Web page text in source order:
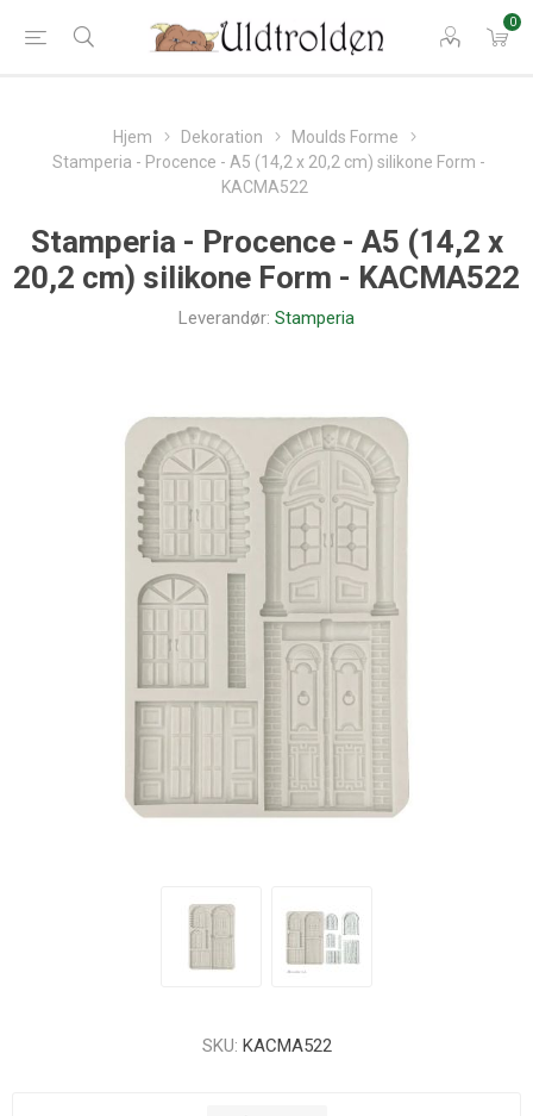
0
Hjem Dekoration
Moulds Forme
Stamperia - Procence - A5 (14,2 x 20,2 cm) silikone Form -
KACMA522
Stamperia - Procence - A5 (14,2 x
20,2 cm) silikone Form - KACMA522
Leverandør: Stamperia
SKU: KACMA522